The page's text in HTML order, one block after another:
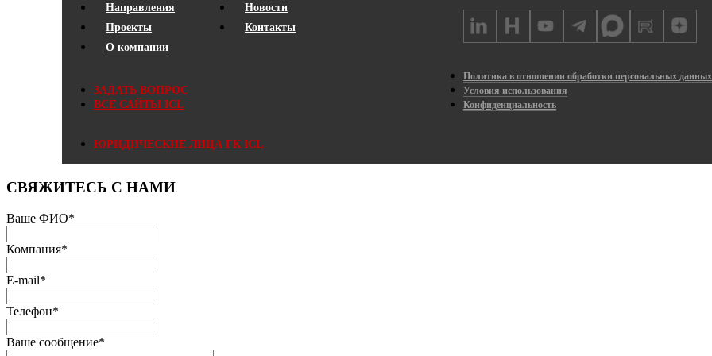
Направления
Проекты
О компании
Новости
Контакты
ЗАДАТЬ ВОПРОС
ВСЕ САЙТЫ ICL
ЮРИДИЧЕСКИЕ ЛИЦА ГК ICL
Политика в отношении обработки персональных данных
Условия использования
Конфиденциальность
СВЯЖИТЕСЬ С НАМИ
Ваше ФИО*
Компания*
E-mail*
Телефон*
Ваше сообщение*